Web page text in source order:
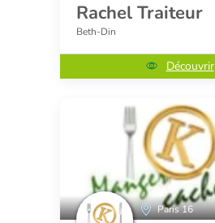
Rachel Traiteur
Beth-Din
Découvrir
Paris 16